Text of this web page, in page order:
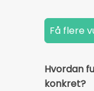
Hvordan
konkret?